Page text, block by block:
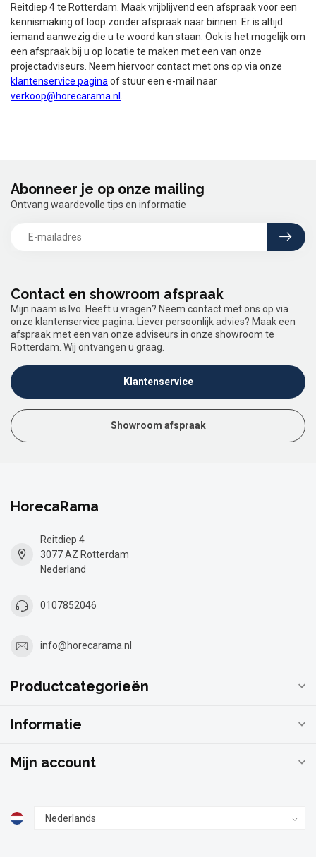
Reitdiep 4 te Rotterdam. Maak vrijblijvend een afspraak voor een
kennismaking of loop zonder afspraak naar binnen. Er is altijd
iemand aanwezig die u te woord kan staan. Ook is het mogelijk om
een afspraak bij u op locatie te maken met een van onze
projectadviseurs. Neem hiervoor contact met ons op via onze
klantenservice pagina of stuur een e-mail naar
verkoop@horecarama.nl
Contact en showroom afspraak
Mijn naam is Ivo. Heeft u vragen? Neem contact met ons op via
onze klantenservice pagina. Liever persoonlijk advies? Maak een
afspraak met een van onze adviseurs in onze showroom te
Rotterdam. Wij ontvangen u graag.
Klantenservice
Showroom afspraak
Abonneer je op onze mailing
Ontvang waardevolle tips en informatie
HorecaRama
Reitdiep 4
3077 AZ Rotterdam
Nederland
0107852046
info@horecarama.nl
Productcategorieën
Informatie
Mijn account